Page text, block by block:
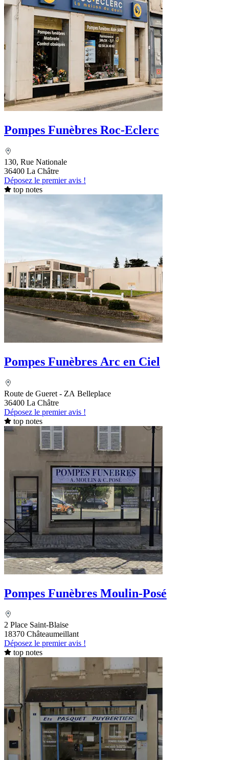
Pompes Funèbres Roc-Eclerc
130, Rue Nationale
36400 La Châtre
Déposez le premier avis !
top notes
Pompes Funèbres Arc en Ciel
Route de Gueret - ZA Belleplace
36400 La Châtre
Déposez le premier avis !
top notes
Pompes Funèbres Moulin-Posé
2 Place Saint-Blaise
18370 Châteaumeillant
Déposez le premier avis !
top notes